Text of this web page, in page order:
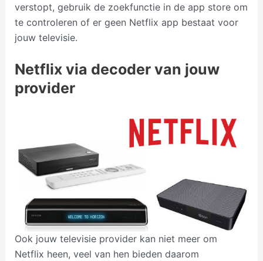
verstopt, gebruik de zoekfunctie in de app store om
te controleren of er geen Netflix app bestaat voor
jouw televisie.
Netflix via decoder van jouw
provider
Ook jouw televisie provider kan niet meer om
Netflix heen, veel van hen bieden daarom